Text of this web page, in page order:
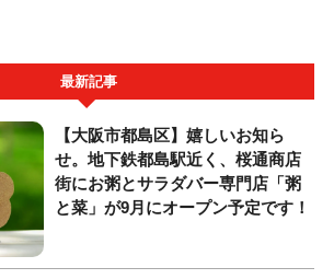
最新記事
【大阪市都島区】嬉しいお知ら
せ。地下鉄都島駅近く、桜通商店
街にお粥とサラダバー専門店「粥
と菜」が9月にオープン予定です！